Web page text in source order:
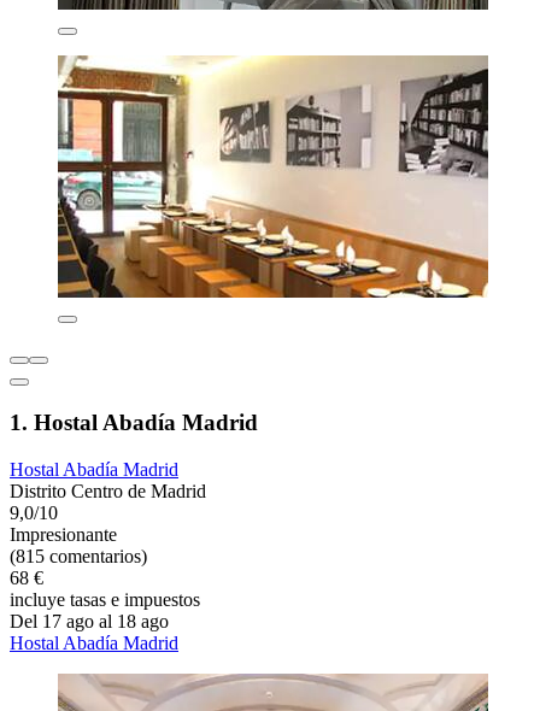
1. Hostal Abadía Madrid
Hostal Abadía Madrid
Distrito Centro de Madrid
9,0/10
Impresionante
(815 comentarios)
68 €
incluye tasas e impuestos
Del 17 ago al 18 ago
Hostal Abadía Madrid